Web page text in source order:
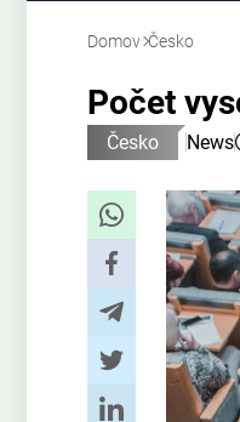
Domov Česko
Počet
Česko News